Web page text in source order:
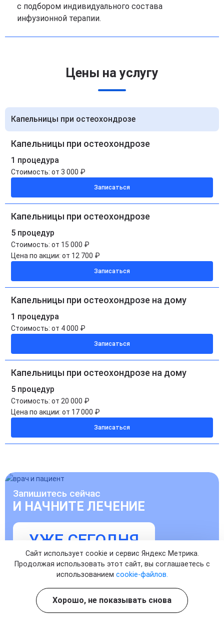
с подбором индивидуального состава
инфузионной терапии.
Цены на услугу
Капельницы при остеохондрозе
Капельницы при остеохондрозе
1 процедура
Стоимость: от 3 000 ₽
Записаться
Капельницы при остеохондрозе
5 процедур
Стоимость: от 15 000 ₽
Цена по акции: от 12 700 ₽
Записаться
Капельницы при остеохондрозе на дому
1 процедура
Стоимость: от 4 000 ₽
Записаться
Капельницы при остеохондрозе на дому
5 процедур
Стоимость: от 20 000 ₽
Цена по акции: от 17 000 ₽
Записаться
Запишитесь сейчас
И НАЧНИТЕ ЛЕЧЕНИЕ
УЖЕ СЕГОДНЯ
Записаться на прием к врачу
Сайт использует cookie и сервис Яндекс Метрика.
Продолжая использовать этот сайт, вы соглашаетесь с
использованием cookie-файлов.
Хорошо, не показывать снова